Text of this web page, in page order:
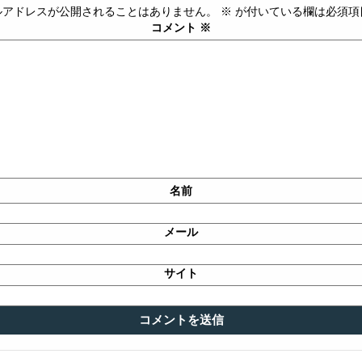
ドレスが公開されることはありません。 ※ が付いている欄は必須
コメント ※
名前
メール
サイト